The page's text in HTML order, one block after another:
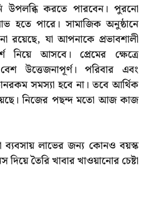
উপলব্ধি করতে পারবেন। পুরনো
হতে পারে। সামাজিক অনুষ্ঠানে
রয়েছে, যা আপনাকে প্রভাবশালী
নিয়ে আসবে। প্রেমের ক্ষেত্রে
উত্তেজনাপূর্ণ। পরিবার এবং
সমস্যা হবে না। তবে আর্থিক
নিজের পছন্দ মতো আজ কাজ
ব্যবসায় লাভের জন্য কোনও বয়স্ক
দিয়ে তৈরি খাবার খাওয়ানোর চেষ্টা